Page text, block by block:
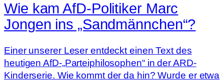
Wie kam AfD-Politiker Marc
Jongen ins „Sandmännchen“?
Einer unserer Leser entdeckt einen Text des
heutigen AfD-„Parteiphilosophen“ in der ARD-
Kinderserie. Wie kommt der da hin? Wurde er etwa